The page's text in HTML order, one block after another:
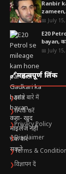
Ranbir
zameen,
📅 July
E20
bayan,
📅 July
🔗महत्वपूर्ण लिंक
❯हमारे बारे में
❯संपर्क करें
❯Privacy Policy
❯Disclaimer
❯Terms &
❯विज्ञापन दें